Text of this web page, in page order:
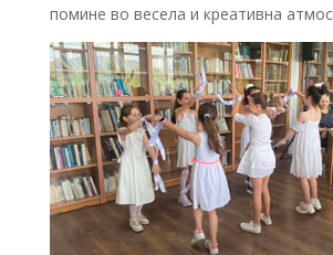
помине во весела и креативна